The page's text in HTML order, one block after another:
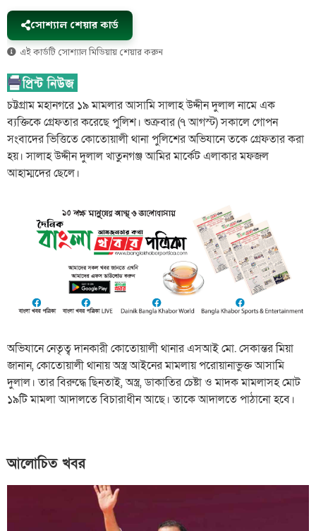
সোশ্যাল শেয়ার কার্ড
এই কার্ডটি সোশ্যাল মিডিয়ায় শেয়ার করুন
চট্টগ্রাম মহানগরে ১৯ মামলার আসামি সালাহ উদ্দীন দুলাল নামে এক
ব্যক্তিকে গ্রেফতার করেছে পুলিশ। শুক্রবার (৭ আগস্ট) সকালে গোপন
সংবাদের ভিত্তিতে কোতোয়ালী থানা পুলিশের অভিযানে তকে গ্রেফতার করা
হয়। সালাহ উদ্দীন দুলাল খাতুনগঞ্জ আমির মার্কেট এলাকার মফজল
আহাম্মদের ছেলে।
অভিযানে নেতৃত্ব দানকারী কোতোয়ালী থানার এসআই মো. সেকান্তর মিয়া
জানান, কোতোয়ালী থানায় অস্ত্র আইনের মামলায় পরোয়ানাভুক্ত আসামি
দুলাল। তার বিরুদ্ধে ছিনতাই, অস্ত্র, ডাকাতির চেষ্টা ও মাদক মামলাসহ মোট
১৯টি মামলা আদালতে বিচারাধীন আছে। তাকে আদালতে পাঠানো হবে।
আলোচিত খবর